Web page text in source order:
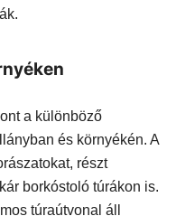
a különböző
és környékén. A
részt
borkóstoló túrákon is.
túraútvonal áll